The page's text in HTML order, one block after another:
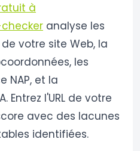
à
analyse les
votre site Web, la
les
NAP, et la
Entrez l'URL de votre
avec des lacunes
identifiées.